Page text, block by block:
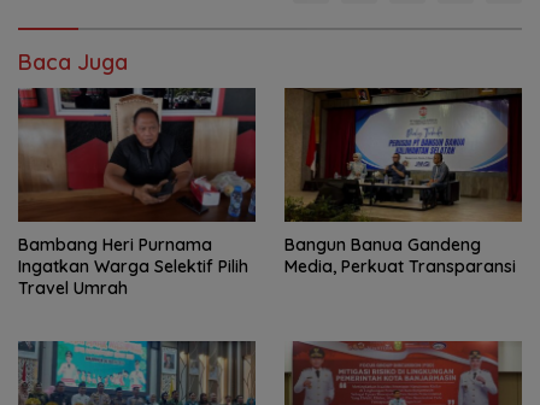
Baca Juga
Bambang Heri Purnama
Ingatkan Warga Selektif Pilih
Travel Umrah
Bangun Banua Gandeng
Media, Perkuat Transparansi